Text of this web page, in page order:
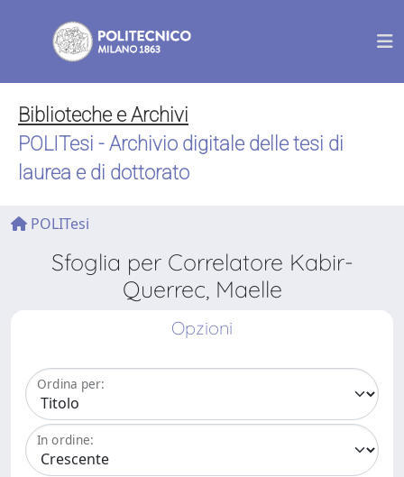
Biblioteche e Archivi
POLITesi - Archivio digitale delle tesi di
laurea e di dottorato
POLITesi
Sfoglia per Correlatore Kabir-
Querrec, Maelle
Opzioni
Ordina per:
In ordine: